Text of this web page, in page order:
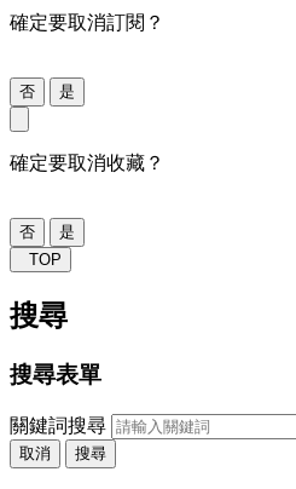
確定要取消訂閱？
否 是
確定要取消收藏？
否
是
TOP
搜尋
搜尋表單
關鍵詞搜尋
取消 搜尋